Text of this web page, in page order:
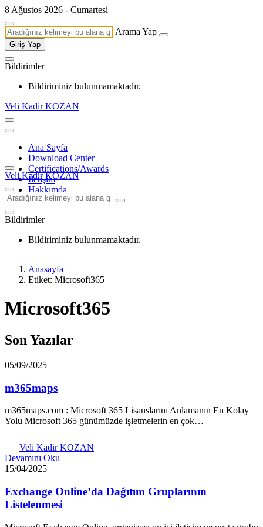
8 Ağustos 2026 - Cumartesi
Arama Yap
Giriş Yap
Bildirimler
Bildiriminiz bulunmamaktadır.
Veli Kadir KOZAN
Ana Sayfa
Download Center
Certifications/Awards
İletişim
Hakkımda
Veli Kadir KOZAN
Bildirimler
Bildiriminiz bulunmamaktadır.
Anasayfa
Etiket: Microsoft365
Microsoft365
Son Yazılar
05/09/2025
m365maps
m365maps.com : Microsoft 365 Lisanslarını Anlamanın En Kolay
Yolu Microsoft 365 günümüzde işletmelerin en çok…
Veli Kadir KOZAN
Devamını Oku
15/04/2025
Exchange Online’da Dağıtım Gruplarının
Listelenmesi